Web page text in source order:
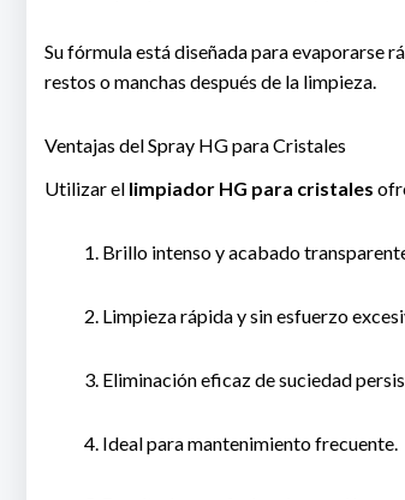
Su fórmula está diseñada para evaporarse
restos o manchas después de la limpieza.
Ventajas del Spray HG para Cristales
Utilizar el limpiador HG para cristales
Brillo intenso y acabado
Limpieza rápida y sin esfuerzo
Eliminación eficaz de suciedad
Ideal para mantenimiento frecuente.